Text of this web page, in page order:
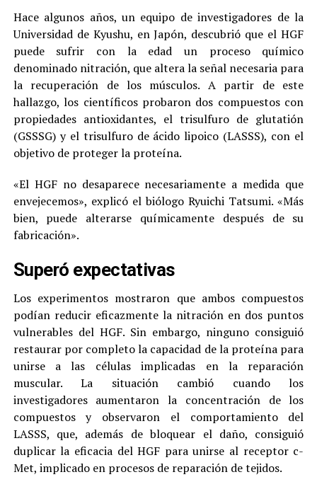
Hace algunos años, un equipo de investigadores de la
Universidad de Kyushu, en Japón, descubrió que el HGF
puede sufrir con la edad un proceso químico
denominado nitración, que altera la señal necesaria para
la recuperación de los músculos. A partir de este
hallazgo, los científicos probaron dos compuestos con
propiedades antioxidantes, el trisulfuro de glutatión
(GSSSG) y el trisulfuro de ácido lipoico (LASSS), con el
objetivo de proteger la proteína.
«El HGF no desaparece necesariamente a medida que
envejecemos», explicó el biólogo Ryuichi Tatsumi. «Más
bien, puede alterarse químicamente después de su
fabricación».
Superó expectativas
Los experimentos mostraron que ambos compuestos
podían reducir eficazmente la nitración en dos puntos
vulnerables del HGF. Sin embargo, ninguno consiguió
restaurar por completo la capacidad de la proteína para
unirse a las células implicadas en la reparación
muscular. La situación cambió cuando los
investigadores aumentaron la concentración de los
compuestos y observaron el comportamiento del
LASSS, que, además de bloquear el daño, consiguió
duplicar la eficacia del HGF para unirse al receptor c-
Met, implicado en procesos de reparación de tejidos.